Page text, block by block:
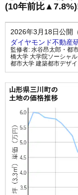
(10年前比
2026年3月18日公開
ダイヤモンド不動産
監修者: 水谷昂太郎・都
橋大学 大学院ソーシャ
都市大学 建築都市デザ